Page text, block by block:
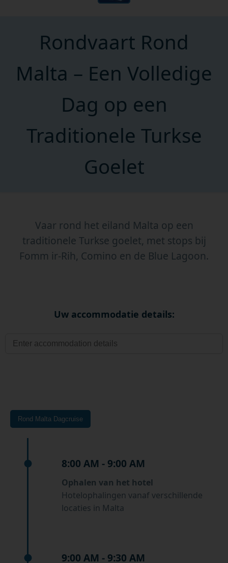
Rondvaart Rond
Malta – Een Volledige
Dag op een
Traditionele Turkse
Goelet
Vaar rond het eiland Malta op een
traditionele Turkse goelet, met stops bij
Fomm ir-Rih, Comino en de Blue Lagoon.
Uw accommodatie details:
Rond Malta Dagcruise
8:00 AM - 9:00 AM
Ophalen van het hotel
Hotelophalingen vanaf verschillende
locaties in Malta
9:00 AM - 9:30 AM